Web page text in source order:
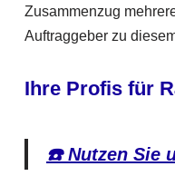
Zusammenzug
Auftraggeber zu
Ihre Profis für
☎️ Nutzen Sie